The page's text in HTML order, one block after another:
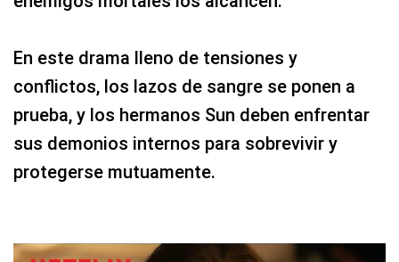
En este drama lleno de tensiones y
conflictos, los lazos de sangre se ponen a
prueba, y los hermanos Sun deben enfrentar
sus demonios internos para sobrevivir y
protegerse mutuamente.